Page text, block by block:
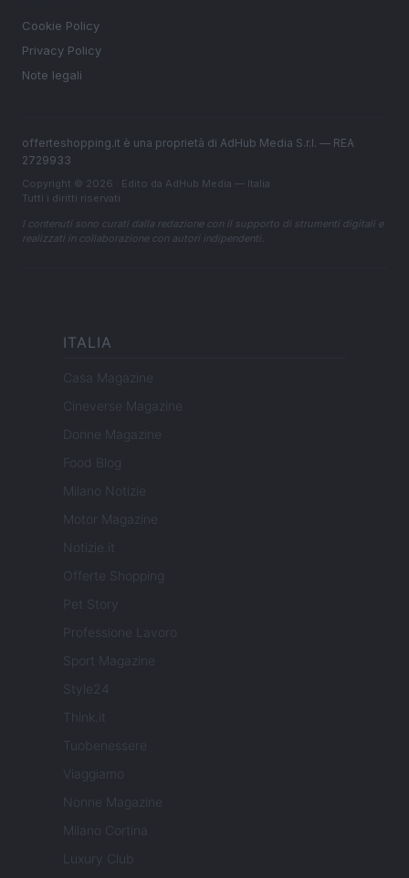
Cookie Policy
Privacy Policy
Note legali
offerteshopping.it è una proprietà di AdHub Media S.r.l. — REA
2729933
Copyright © 2026 · Edito da AdHub Media — Italia
Tutti i diritti riservati
I contenuti sono curati dalla redazione con il supporto di strumenti digitali e
realizzati in collaborazione con autori indipendenti.
ITALIA
Casa Magazine
Cineverse Magazine
Donne Magazine
Food Blog
Milano Notizie
Motor Magazine
Notizie.it
Offerte Shopping
Pet Story
Professione Lavoro
Sport Magazine
Style24
Think.it
Tuobenessere
Viaggiamo
Nonne Magazine
Milano Cortina
Luxury Club